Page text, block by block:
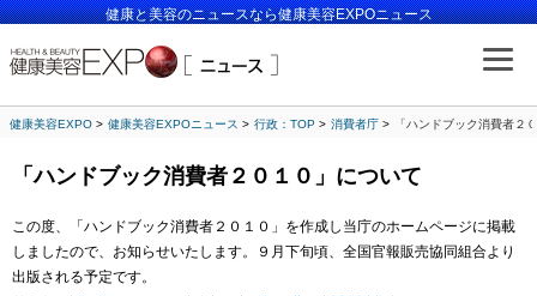
健康と美容のニュースなら健康美容EXPOニュース
健康美容EXPO 健康美容EXPOニュース 行政：TOP 消費者庁 「ハンドブック消費者２
「ハンドブック消費者２０１０」について
この度、「ハンドブック消費者２０１０」を作成し当庁のホームページに掲載
しましたので、お知らせいたします。９月下旬頃、全国官報販売協同組合より
出版される予定です。